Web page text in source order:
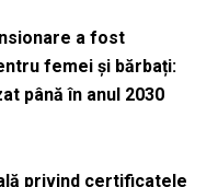
a fost
femei și bărbați:
până în anul 2030
privind certificatele